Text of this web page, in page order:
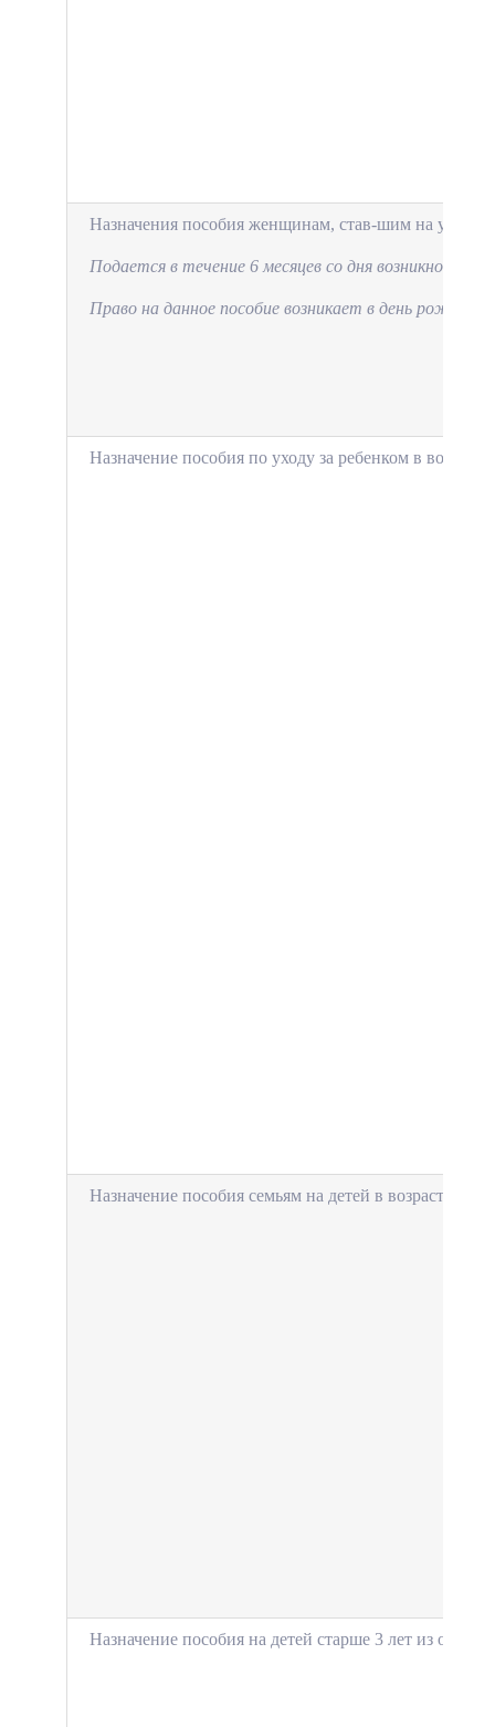
Назначения пособия жен­щинам, став-шим на учет в
Подается в течение 6 ме­сяцев со дня возникнове­
Право на данное пособие возникает в день рождения
Назначение пособия по уходу за ребенком в воз­расте
Назначение пособия семьям на детей в возрасте от
Назначение пособия на детей старше 3 лет из